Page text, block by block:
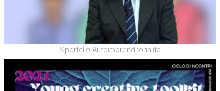
Sportello Autoimprenditorialità